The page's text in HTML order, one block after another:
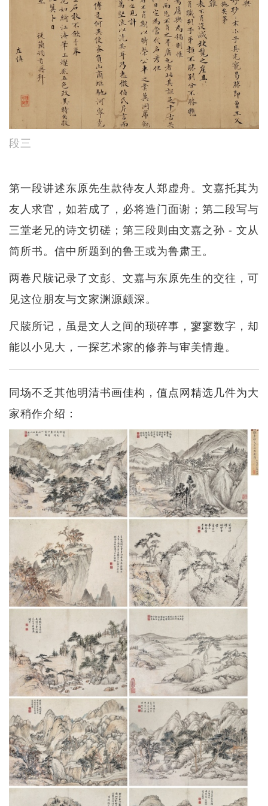
段三
第一段讲述东原先生款待友人郑虚舟。文嘉托其为
友人求官，如若成了，必将造门面谢；第二段写与
三堂老兄的诗文切磋；第三段则由文嘉之孙 - 文从
简所书。信中所题到的鲁王或为鲁肃王。
两卷尺牍记录了文彭、文嘉与东原先生的交往，可
见这位朋友与文家渊源颇深。
尺牍所记，虽是文人之间的琐碎事，寥寥数字，却
能以小见大，一探艺术家的修养与审美情趣。
同场不乏其他明清书画佳构，值点网精选几件为大
家稍作介绍：